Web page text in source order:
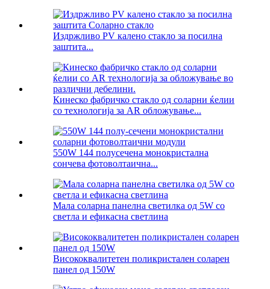
Издржливо PV калено стакло за посилна
заштита...
Кинеско фабричко стакло од соларни ќелии
со технологија за AR обложување...
550W 144 полусечена монокристална
сончева фотоволтаична...
Мала соларна панелна светилка од 5W со
светла и ефикасна светлина
Висококвалитетен поликристален соларен
панел од 150W